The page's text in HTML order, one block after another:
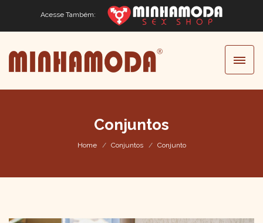
Acesse Também:
Conjuntos
Home Conjuntos Conjunto